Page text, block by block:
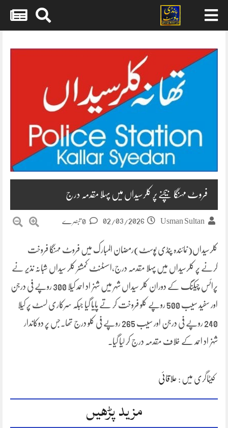
content
فروٹ مہنگا بیچنے پر کلرسیداں میں پہلا مقدمہ درج
Usman Sultan
02/03/2026
کلرسیداں(نمائندہ پنڈی پوسٹ)رمضان المبارک میں فروٹ مہنگا فروخت
کرنے پر کلرسیداں میں پہلا مقدمہ درج،اسسٹنٹ کمشنر کلر سیداں شبانہ نذیر نے
پرائس چیکنگ کے دوران کلر سیداں شہر میں شہزاد احمد کیلا 300 روپے فی درجن
اور سفید سیب 500 روپے کلو فروخت کر تے پایا گیا جبکہ سرکاری لسٹ پر کیلا
240 روپے فی درجن اور سیب 265 روپے فی کلو درج تھا۔جس پر دوکاندار
شہزاد احمد کے خلاف مقدمہ درج کر لیا گیا۔
کیٹاگری میں : علاقائی
مزید پڑھیں